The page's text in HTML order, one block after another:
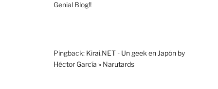
Genial Blog!!
Pingback: Kirai.NET - Un geek en Japón by
Héctor García » Narutards